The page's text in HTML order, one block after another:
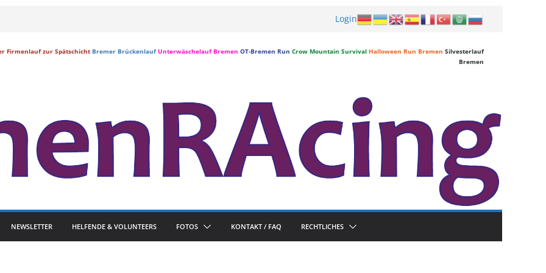
Login
Firmenlauf zur Spätschicht Bremer Brückenlauf Unterwäschelauf Bremen OT-Bremen Run Crow Mountain Survival Halloween Run Bremen Silvesterlauf
Bremen
NEWSLETTER HELFENDE & VOLUNTEERS FOTOS KONTAKT / FAQ RECHTLICHES